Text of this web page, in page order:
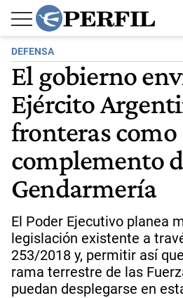
DEFENSA
El gobierno
Ejército
fronteras como
complemento
Gendarmería
El Poder Ejecutivo planea
legislación existente a
253/2018 y, permitir así
rama terrestre de las
puedan desplegarse en